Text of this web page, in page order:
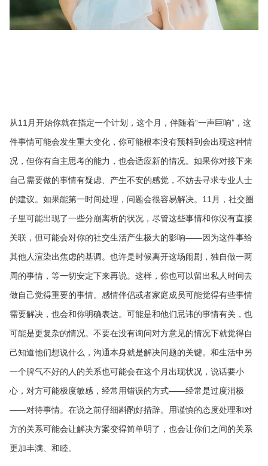
从11月开始你就在指定一个计划，这个月，伴随着“一声巨响”，这
件事情可能会发生重大变化，你可能根本没有预料到会出现这种情
况，但你有自主思考的能力，也会适应新的情况。如果你对接下来
自己需要做的事情有疑虑、产生不安的感觉，不妨去寻求专业人士
的建议。如果能第一时间处理，问题会很容易解决。11月，社交圈
子里可能出现了一些分崩离析的状况，尽管这些事情和你没有直接
关联，但可能会对你的社交生活产生极大的影响——因为这件事给
其他人渲染出焦虑的基调。也许是时候离开这场闹剧，独自做一两
周的事情，等一切安定下来再说。这样，你也可以留出私人时间去
做自己觉得重要的事情。感情伴侣或者家庭成员可能觉得有些事情
需要解决，也会和你明确表达。可能是和他们忌讳的事情有关，也
可能是更复杂的情况。不要在没有询问对方意见的情况下就觉得自
己知道他们想说什么，沟通本身就是解决问题的关键。和生活中另
一个脾气不好的人的关系也可能会在这个月出现状况，说话要小
心，对方可能极度敏感，经常用错误的方式——经常是过度消极
——对待事情。在说之前仔细斟酌好措辞。用谨慎的态度处理和对
方的关系可能会让解决方案变得简单明了，也会让你们之间的关系
更加丰满、和睦。